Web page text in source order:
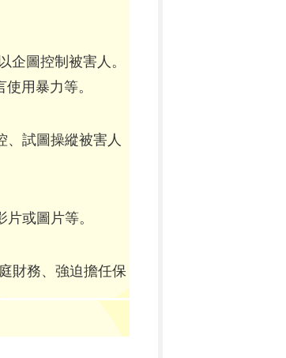
企圖控制被害人。
用暴力等。
、試圖操縱被害人
或圖片等。
財務、強迫擔任保